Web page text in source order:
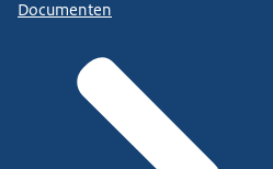
Documenten